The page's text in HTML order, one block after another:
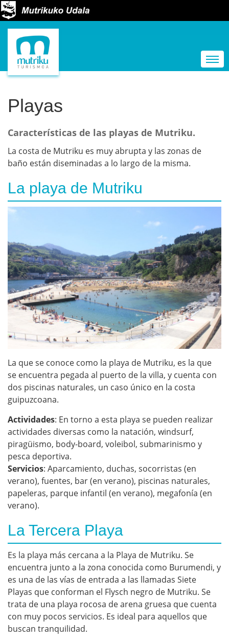
v
Playas
Características de las playas de Mutriku.
La costa de Mutriku es muy abrupta y las zonas de
baño están diseminadas a lo largo de la misma.
La playa de Mutriku
La que se conoce como la playa de Mutriku, es la que
se encuentra pegada al puerto de la villa, y cuenta con
dos piscinas naturales, un caso único en la costa
guipuzcoana.
Actividades: En torno a esta playa se pueden realizar
actividades diversas como la natación, windsurf,
piragüismo, body-board, voleibol, submarinismo y
pesca deportiva.
Servicios: Aparcamiento, duchas, socorristas (en
verano), fuentes, bar (en verano), piscinas naturales,
papeleras, parque infantil (en verano), megafonía (en
verano).
La Tercera Playa
Es la playa más cercana a la Playa de Mutriku. Se
encuentra junto a la zona conocida como Burumendi, y
es una de las vías de entrada a las llamadas Siete
Playas que conforman el Flysch negro de Mutriku. Se
trata de una playa rocosa de arena gruesa que cuenta
con muy pocos servicios. Es ideal para aquellos que
buscan tranquilidad.